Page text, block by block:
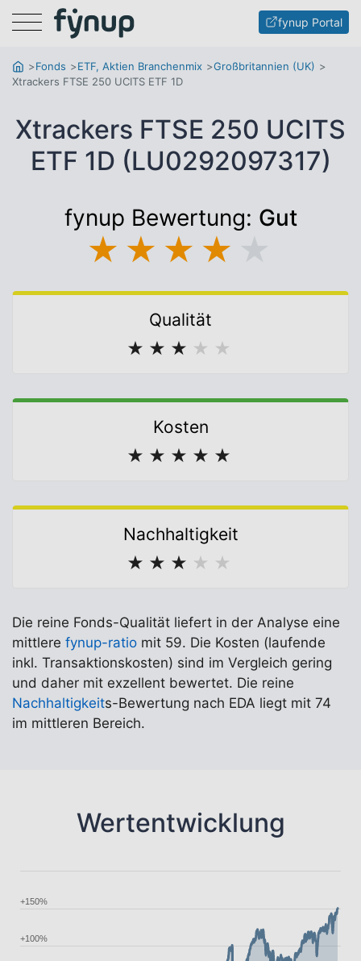
Menu fynup Portal
Fonds ETF, Aktien Branchenmix
Großbritannien (UK)
Xtrackers FTSE 250 UCITS ETF 1D
Xtrackers FTSE 250 UCITS
ETF 1D (LU0292097317)
fynup Bewertung: Gut
★ ★ ★ ★
Qualität
★ ★ ★ ★ ★
Kosten
★ ★ ★ ★ ★
Nachhaltigkeit
★ ★ ★ ★ ★
Die reine Fonds-Qualität liefert in der Analyse eine
mittlere fynup-ratio mit 59. Die Kosten (laufende
inkl. Transaktionskosten) sind im Vergleich gering
und daher mit exzellent bewertet. Die reine
Nachhaltigkeits-Bewertung nach EDA liegt mit 74
im mittleren Bereich.
Wertentwicklung
+100%
+150%